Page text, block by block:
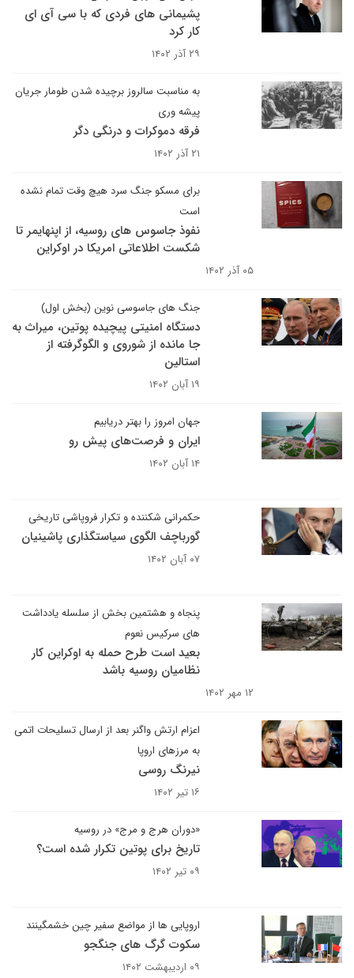
پشیمانی های فردی که با سی آی ای
کار کرد
۲۹ آذر ۱۴۰۲
به مناسبت سالروز برچیده شدن طومار جریان
پیشه وری
فرقه دموکرات و درنگی دگر
۲۱ آذر ۱۴۰۲
برای مسکو جنگ سرد هیچ وقت تمام نشده
است
نفوذ جاسوس های روسیه، از اپنهایمر تا
شکست اطلاعاتی امریکا در اوکراین
۰۵ آذر ۱۴۰۲
جنگ های جاسوسی نوین (بخش اول)
دستگاه امنیتی پیچیده پوتین، میراث به
جا مانده از شوروی و الگوگرفته از
استالین
۱۹ آبان ۱۴۰۲
جهان امروز را بهتر دریابیم
ایران و فرصت‌های پیش رو
۱۴ آبان ۱۴۰۲
حکمرانی شکننده و تکرار فروپاشی تاریخی
گورباچف الگوی سیاستگذاری پاشینیان
۰۷ آبان ۱۴۰۲
پنجاه و هشتمین بخش از سلسله یادداشت
های سرکیس نعوم
بعید است طرح حمله به اوکراین کار
نظامیان روسیه باشد
۱۲ مهر ۱۴۰۲
اعزام ارتش واگنر بعد از ارسال تسلیحات اتمی
به مرزهای اروپا
نیرنگ روسی
۱۶ تیر ۱۴۰۲
«دوران هرج و مرج» در روسیه
تاریخ برای پوتین تکرار شده است؟
۰۹ تیر ۱۴۰۲
اروپایی ها از مواضع سفیر چین خشمگینند
سکوت گرگ های جنگجو
۰۹ اردیبهشت ۱۴۰۲